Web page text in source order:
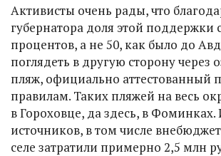
Активисты очень рады, что
губернатора доля этой поддержки
процентов, а не 50, как было до
поглядеть в другую сторону через
пляж, официально аттестованный
правилам. Таких пляжей на весь
в Гороховце, да здесь, в
источников, в том числе
селе затратили примерно 2,5 млн